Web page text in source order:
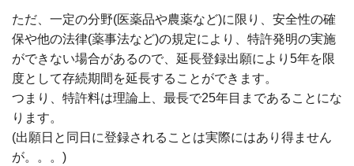
ただ、一定の分野(医薬品や農薬など)に限り、安全性の確
保や他の法律(薬事法など)の規定により、特許発明の実施
ができない場合があるので、延長登録出願により5年を限
度として存続期間を延長することができます。
つまり、特許料は理論上、最長で25年目まであることにな
ります。
(出願日と同日に登録されることは実際にはあり得ません
が。。。)